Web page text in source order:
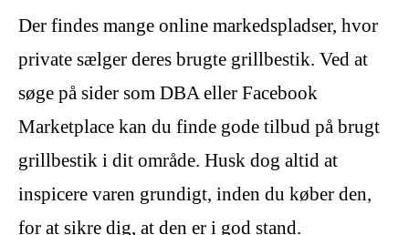
Der findes mange online markedspladser, hvor
private sælger deres brugte grillbestik. Ved at
søge på sider som DBA eller Facebook
Marketplace kan du finde gode tilbud på brugt
grillbestik i dit område. Husk dog altid at
inspicere varen grundigt, inden du køber den,
for at sikre dig, at den er i god stand.